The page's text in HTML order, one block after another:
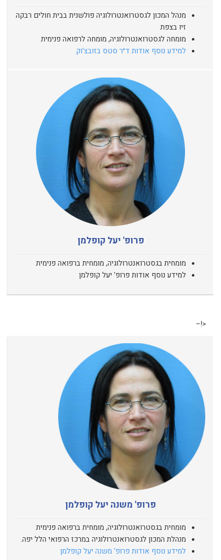
מנהל המכון לגסטרואנטרולוגיה פולשנית בבית חולים רבקה
זיו בצפת
מומחה לגסטרואנטרולוגיה, מומחה לרפואה פנימית
למידע נוסף אודות ד״ר סטס בזובצ'וק
פרופ' יעל קופלמן
מומחית בגסטרואנטרולוגיה, מומחית ברפואה פנימית
למידע נוסף אודות פרופ' יעל קופלמן
<!–
פרופ' משנה יעל קופלמן
מומחית בגסטרואנטרולוגיה, מומחית ברפואה פנימית
מנהלת המכון לגסטרואנטרולוגיה במרכז הרפואי הלל יפה.
למידע נוסף אודות פרופ' משנה יעל קופלמן